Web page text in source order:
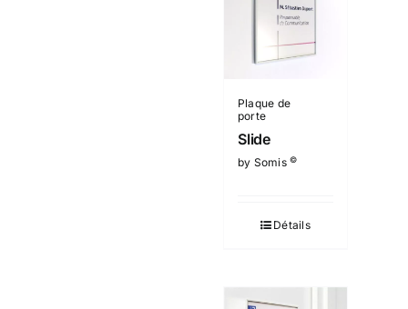
Plaque de
porte
Slide
by Somis©
Détails